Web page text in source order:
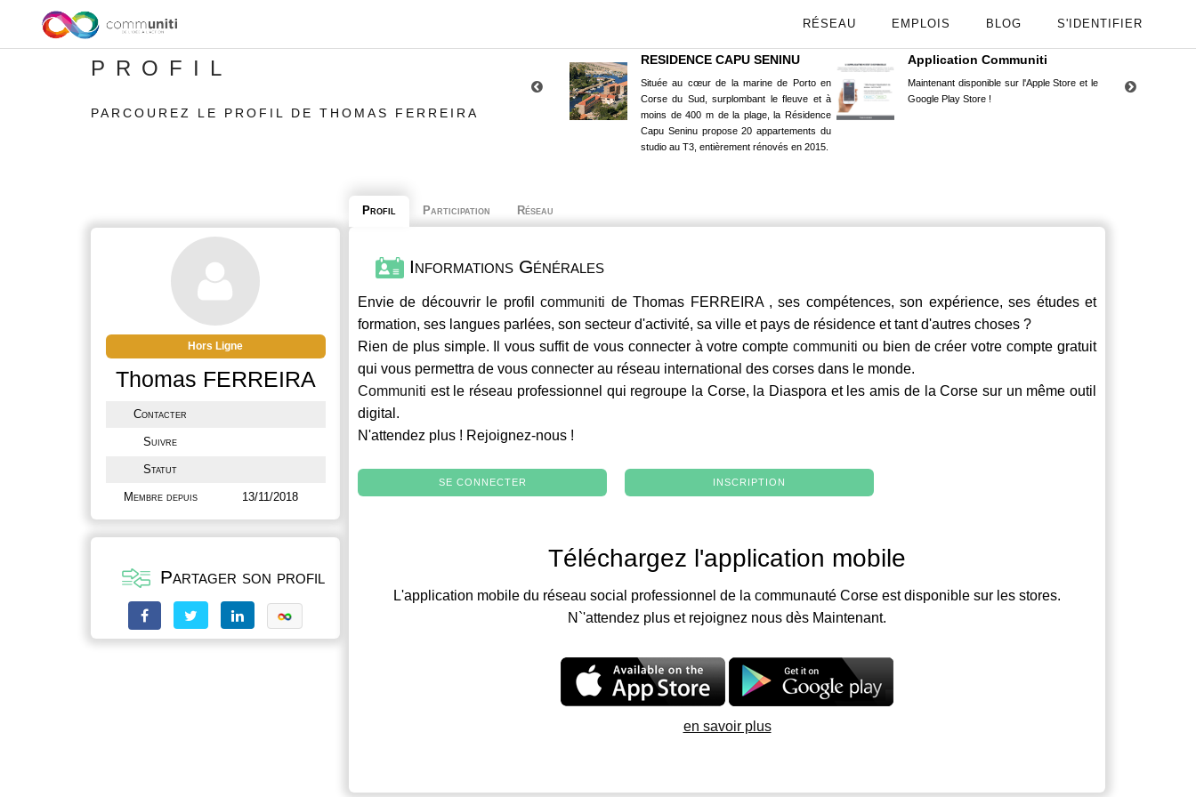
RÉSEAU EMPLOIS BLOG S'IDENTIFIER
PROFIL
PARCOUREZ LE PROFIL DE THOMAS FERREIRA
RESIDENCE CAPU SENINU
Située au cœur de la marine de Porto en
Corse du Sud, surplombant le fleuve et à
moins de 400 m de la plage, la Résidence
Capu Seninu propose 20 appartements du
studio au T3, entièrement rénovés en 2015.
Application Communiti
Maintenant disponible sur l'Apple Store et le
Google Play Store !
Hors Ligne
Thomas FERREIRA
Contacter
Suivre
Statut
Membre depuis 13/11/2018
Partager son profil
Profil Participation Réseau
Informations Générales
Envie de découvrir le profilcommuniti de Thomas FERREIRA , ses compétences, son expérience, ses études et
formation, ses langues parlées, son secteur d'activité, sa ville et pays de résidence et tant d'autres choses ?
Rien de plus simple. Il vous suffit de vous connecter à votre comptecommuniti ou bien de créer votre compte gratuit
qui vous permettra de vous connecter au réseau international des corses dans le monde.
Communiti est le réseau professionnel qui regroupe la Corse, la Diaspora et les amis de la Corse sur un même outil
digital.
N'attendez plus ! Rejoignez-nous !
SE CONNECTER INSCRIPTION
Téléchargez l'application mobile
L'application mobile du réseau social professionnel de la communauté Corse est disponible sur les stores.
N`'attendez plus et rejoignez nous dès Maintenant.
en savoir plus